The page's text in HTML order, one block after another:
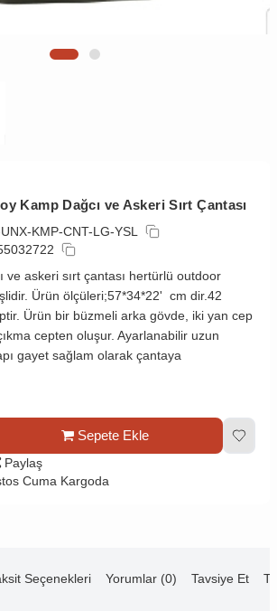
Kamp Dağcı ve Askeri Sırt Çantası
KMP-CNT-LG-YSL
ve askeri sırt çantası hertürlü outdoor
Ürün ölçüleri;57*34*22' cm dir.42
Ürün bir büzmeli arka gövde, iki yan cep
cepten oluşur. Ayarlanabilir uzun
gayet sağlam olarak çantaya
Sepete Ekle
Paylaş
Cuma Kargoda
Seçenekleri Yorumlar (0) Tavsiye Et